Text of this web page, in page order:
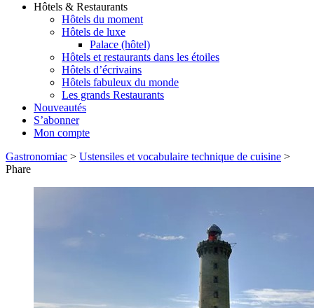
Hôtels & Restaurants
Hôtels du moment
Hôtels de luxe
Palace (hôtel)
Hôtels et restaurants dans les étoiles
Hôtels d’écrivains
Hôtels fabuleux du monde
Les grands Restaurants
Nouveautés
S’abonner
Mon compte
Gastronomiac > Ustensiles et vocabulaire technique de cuisine >
Phare